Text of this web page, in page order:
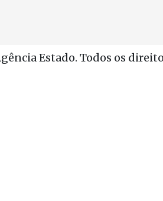
Estado. Todos os